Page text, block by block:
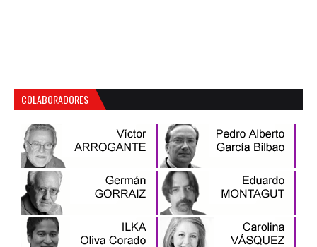
COLABORADORES